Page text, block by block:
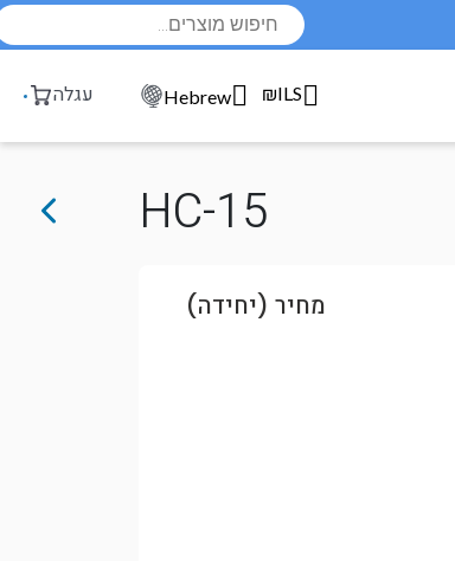
עגלה Hebrew ₪ILS
HC-15
מחיר (יחידה)